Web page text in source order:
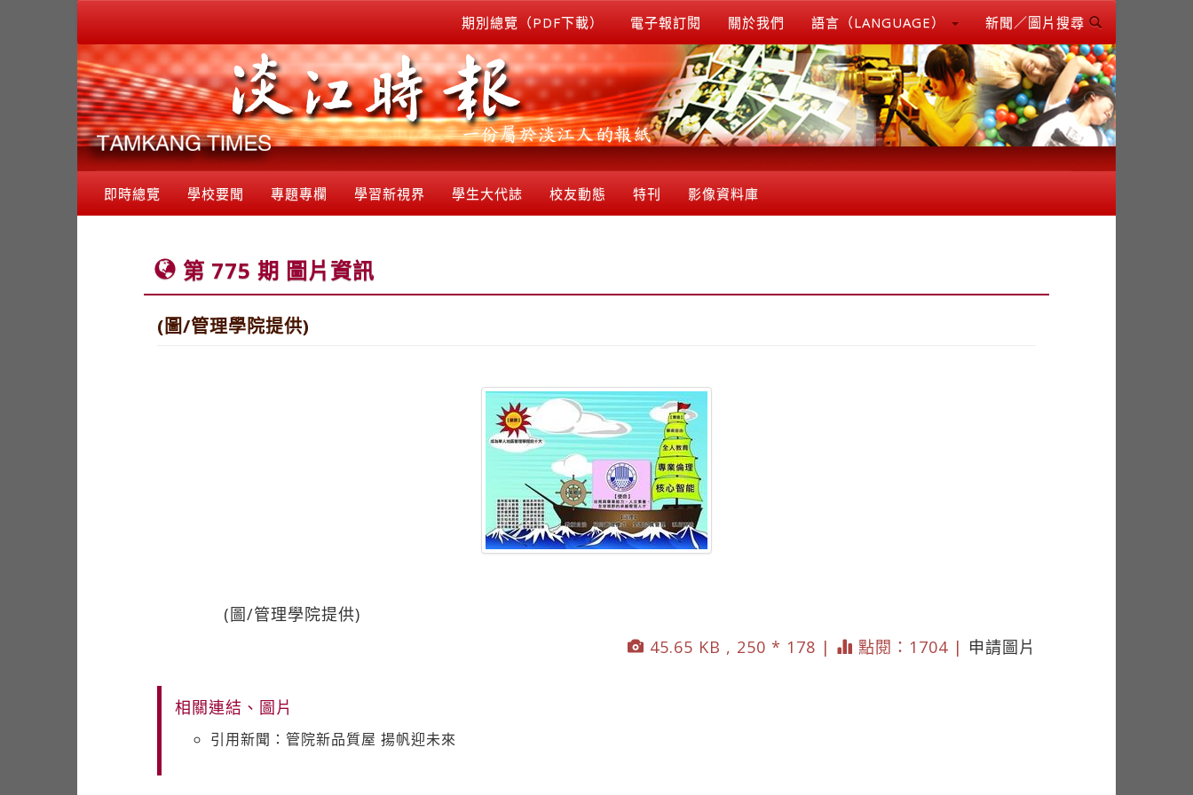
期別總覽（PDF下載） 電子報訂閱 關於我們 語言（LANGUAGE） 新聞／圖片搜尋
即時總覽 學校要聞 專題專欄 學習新視界 學生大代誌 校友動態 特刊 影像資料庫
第 775 期 圖片資訊
(圖/管理學院提供)
(圖/管理學院提供)
45.65 KB , 250 * 178 |
點閱：1704 | 申請圖片
相關連結、圖片
引用新聞：管院新品質屋 揚帆迎未來